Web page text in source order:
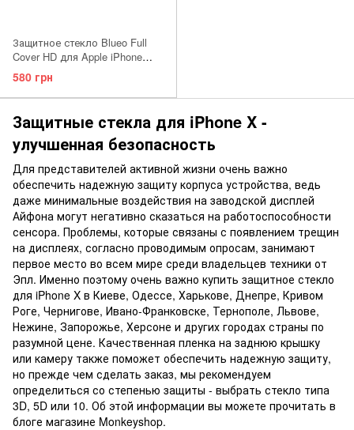
Защитное стекло Blueo Full
Cover HD для Apple iPhone
X/XS/11 Pro
580 грн
Защитные стекла для iPhone X -
улучшенная безопасность
Для представителей активной жизни очень важно
обеспечить надежную защиту корпуса устройства, ведь
даже минимальные воздействия на заводской дисплей
Айфона могут негативно сказаться на работоспособности
сенсора. Проблемы, которые связаны с появлением трещин
на дисплеях, согласно проводимым опросам, занимают
первое место во всем мире среди владельцев техники от
Эпл. Именно поэтому очень важно купить защитное стекло
для iPhone X в Киеве, Одессе, Харькове, Днепре, Кривом
Роге, Чернигове, Ивано-Франковске, Тернополе, Львове,
Нежине, Запорожье, Херсоне и других городах страны по
разумной цене. Качественная пленка на заднюю крышку
или камеру также поможет обеспечить надежную защиту,
но прежде чем сделать заказ, мы рекомендуем
определиться со степенью защиты - выбрать стекло типа
3D, 5D или 10. Об этой информации вы можете прочитать в
блоге магазине Monkeyshop.